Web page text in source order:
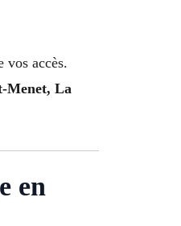
vos accès.
Menet, La
en